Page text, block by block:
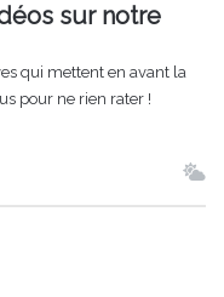
sur notre
qui mettent en avant la
pour ne rien rater !